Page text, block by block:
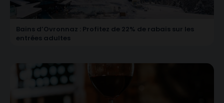
Bains d’Ovronnaz : Profitez de 22% de rabais sur les
entrées adultes